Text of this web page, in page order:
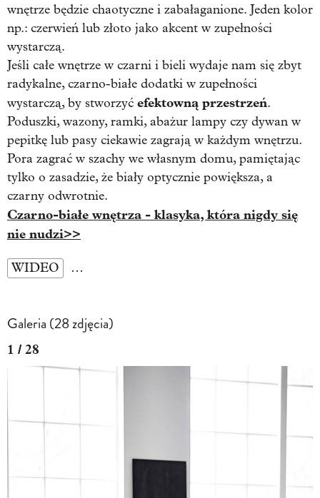
wnętrze będzie chaotyczne i zabałaganione. Jeden kolor
np.: czerwień lub złoto jako akcent w zupełności
wystarczą.
Jeśli całe wnętrze w czarni i bieli wydaje nam się zbyt
radykalne, czarno-białe dodatki w zupełności
wystarczą, by stworzyć efektowną przestrzeń.
Poduszki, wazony, ramki, abażur lampy czy dywan w
pepitkę lub pasy ciekawie zagrają w każdym wnętrzu.
Pora zagrać w szachy we własnym domu, pamiętając
tylko o zasadzie, że biały optycznie powiększa, a
czarny odwrotnie.
Czarno-białe wnętrza - klasyka, która nigdy się
nie nudzi>>
WIDEO …
Galeria (28 zdjęcia)
1 / 28